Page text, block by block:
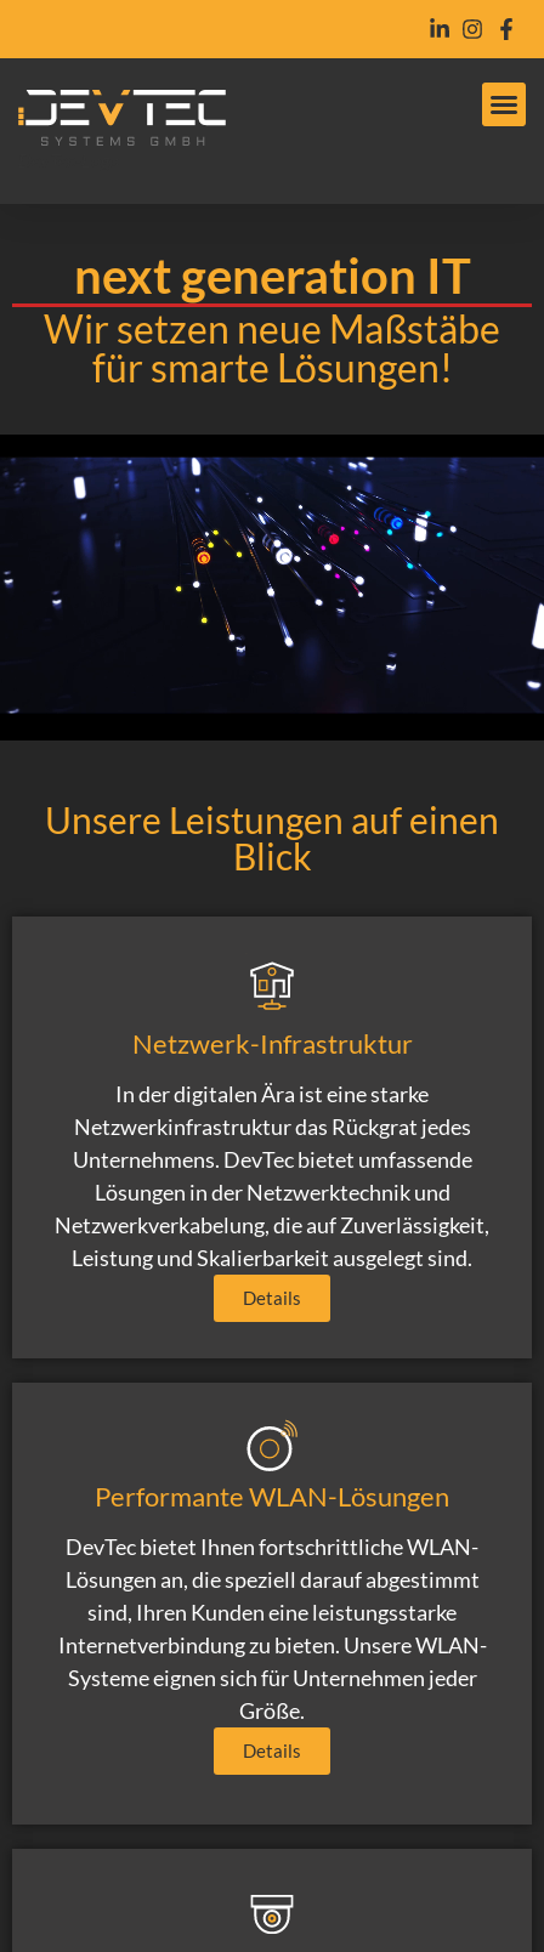
next generation IT
Wir setzen neue Maßstäbe
für smarte Lösungen!
Unsere Leistungen auf einen
Blick
Netzwerk-Infrastruktur
In der digitalen Ära ist eine starke
Netzwerkinfrastruktur das Rückgrat jedes
Unternehmens. DevTec bietet umfassende
Lösungen in der Netzwerktechnik und
Netzwerkverkabelung, die auf Zuverlässigkeit,
Leistung und Skalierbarkeit ausgelegt sind.
Details
Performante WLAN-Lösungen
DevTec bietet Ihnen fortschrittliche WLAN-
Lösungen an, die speziell darauf abgestimmt
sind, Ihren Kunden eine leistungsstarke
Internetverbindung zu bieten. Unsere WLAN-
Systeme eignen sich für Unternehmen jeder
Größe.
Details